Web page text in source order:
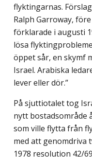
flyktingarnas.
Ralph Garroway,
förklarade i augusti
lösa
öppet sår, en skymf
Israel. Arabiska
lever eller dör.”
På sjuttiotalet tog
nytt bostadsområde
som ville flytta från
med att genomdriva
1978 resolution 42/